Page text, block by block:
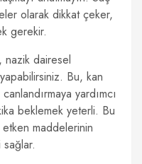
olarak dikkat çeker,
gerekir.
nazik dairesel
Bu, kan
yardımcı
beklemek yeterli. Bu
etken maddelerinin